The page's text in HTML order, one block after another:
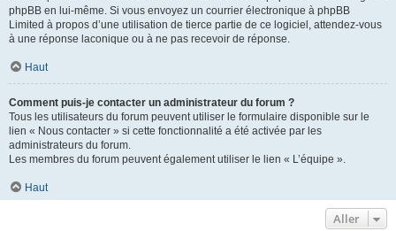
phpBB en lui-même. Si vous envoyez un courrier électronique à phpBB
Limited à propos d’une utilisation de tierce partie de ce logiciel, attendez-vous
à une réponse laconique ou à ne pas recevoir de réponse.
Haut
Comment puis-je contacter un administrateur du forum ?
Tous les utilisateurs du forum peuvent utiliser le formulaire disponible sur le
lien « Nous contacter » si cette fonctionnalité a été activée par les
administrateurs du forum.
Les membres du forum peuvent également utiliser le lien « L’équipe ».
Haut
Aller